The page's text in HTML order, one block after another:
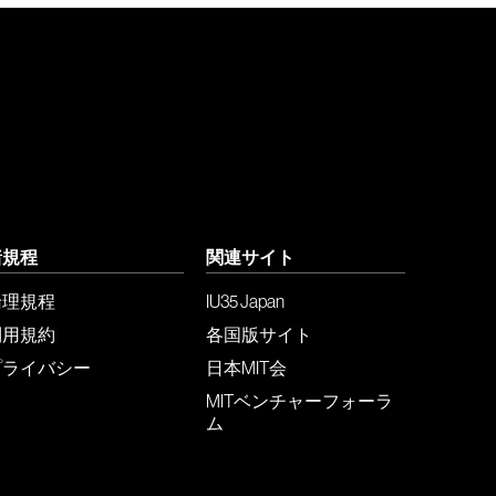
程
規程
規約
イバシー
関連サイト
IU35 Japan
各国版サイト
日本MIT会
MITベンチャーフォーラ
ム